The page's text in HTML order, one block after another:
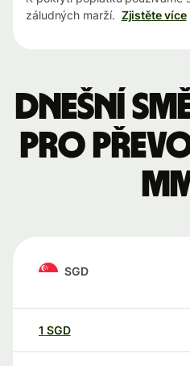
záludných marží. Zjistěte více
Dnešní
pro
SGD
1 SGD